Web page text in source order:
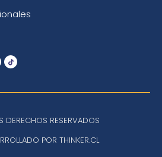
DERECHOS RESERVADOS
POR THINKER.CL